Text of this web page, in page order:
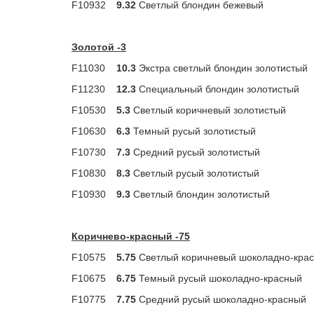
F10932 9.32 Светлый блондин бежевый
Золотой -3
F11030
10.3 Экстра светлый блондин золотистый
F11230
12.3 Специальный блондин золотистый
F10530
5.3 Светлый коричневый золотистый
F10630
6.3 Темный русый золотистый
F10730
7.3 Средний русый золотистый
F10830
8.3 Светлый русый золотистый
F10930
9.3 Светлый блондин золотистый
Коричнево-красный -75
F10575
5.75 Светлый коричневый шоколадно-
F10675
6.75 Темный русый шоколадно-красный
F10775
7.75 Средний русый шоколадно-красный